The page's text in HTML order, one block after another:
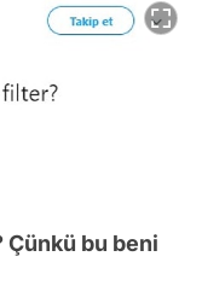
Çünkü bu beni